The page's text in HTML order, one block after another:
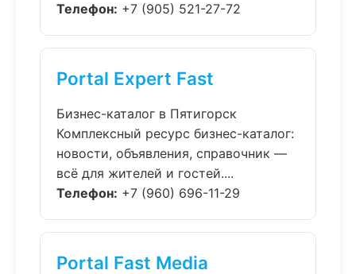
Телефон: +7 (905) 521-27-72
Portal Expert Fast
Бизнес-каталог в Пятигорск
Комплексный ресурс бизнес-каталог:
новости, объявления, справочник —
всё для жителей и гостей....
Телефон: +7 (960) 696-11-29
Portal Fast Media